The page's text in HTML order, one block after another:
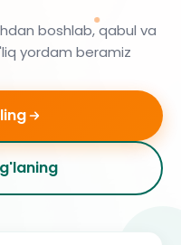
boshlab, qabul va
yordam beramiz